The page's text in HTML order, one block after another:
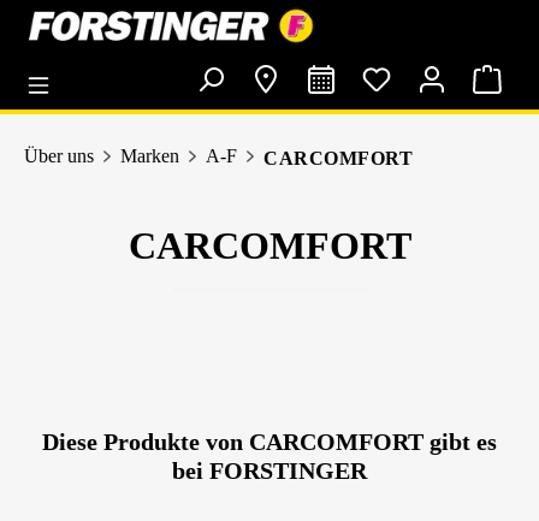
springen
Über uns Marken A-F CARCOMFORT
CARCOMFORT
Diese Produkte von CARCOMFORT gibt es
bei FORSTINGER